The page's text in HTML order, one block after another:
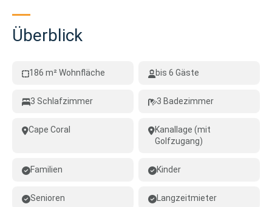
Überblick
186 m² Wohnfläche bis 6 Gäste
3 Schlafzimmer 3 Badezimmer
Cape Coral
Kanallage (mit
Golfzugang)
Familien Kinder
Senioren Langzeitmieter